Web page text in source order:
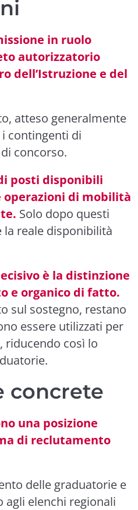
in ruolo
autorizzatorio
dell’Istruzione e del
atteso generalmente
contingenti di
concorso.
posti disponibili
operazioni di mobilità
Solo dopo questi
reale disponibilità
è la distinzione
e organico di fatto.
sul sostegno, restano
essere utilizzati per
riducendo così lo
concrete
una posizione
di reclutamento
delle graduatorie e
agli elenchi regionali